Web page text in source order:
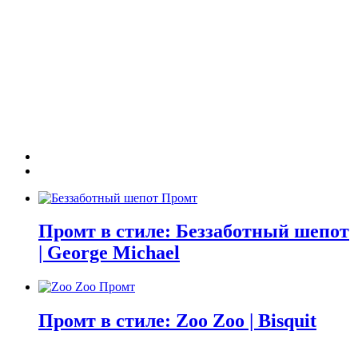
Промт в стиле: Беззаботный шепот
| George Michael
Промт в стиле: Zoo Zoo | Bisquit